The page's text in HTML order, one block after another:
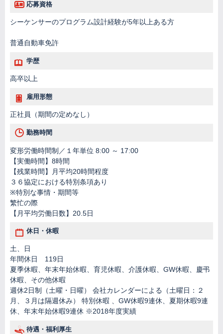
応募資格
シーケンサーのプログラム設計経験が5年以上ある方
普通自動車免許
学歴
高卒以上
雇用形態
正社員（期間の定めなし）
勤務時間
変形労働時間制／１年単位 8:00 ～ 17:00
【実働時間】8時間
【残業時間】月平均20時間程度
３６協定における特別条項あり
※特別な事情・期間等
繁忙の際
【月平均労働日数】20.5日
休日・休暇
土、日
年間休日 119日
夏季休暇、年末年始休暇、育児休暇、介護休暇、GW休暇、慶弔
休暇、その他休暇
週休2日制（土曜・日曜） 会社カレンダーによる（土曜日：２
月、３月は隔週休み） 特別休暇 、GW休暇9連休、夏期休暇9連
休、年末年始休暇9連休 ※2018年度実績
待遇・福利厚生